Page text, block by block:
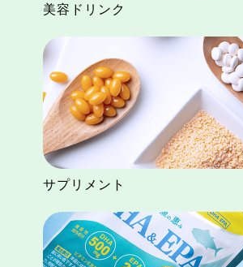
美容ドリンク
サプリメント